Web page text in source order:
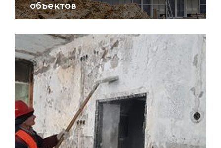
объектов